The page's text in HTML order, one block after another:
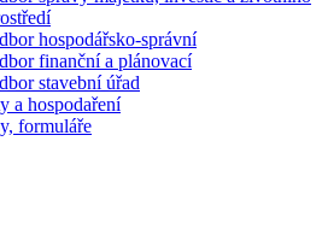
hospodářsko-správní
finanční a plánovací
stavební úřad
a hospodaření
formuláře